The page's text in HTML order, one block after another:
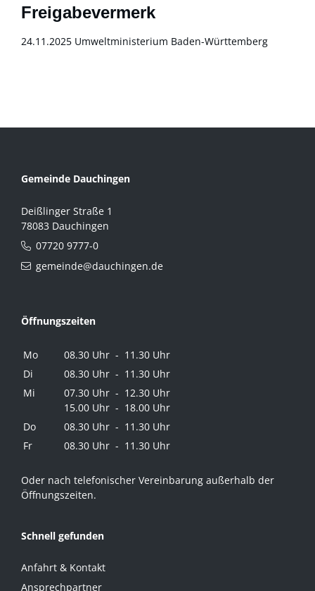
Freigabevermerk
24.11.2025 Umweltministerium Baden-Württemberg
Gemeinde Dauchingen
Deißlinger Straße 1
78083 Dauchingen
07720 9777-0
gemeinde@dauchingen.de
Öffnungszeiten
Mo
08.30 Uhr - 11.30 Uhr
Di
08.30 Uhr - 11.30 Uhr
Mi
07.30 Uhr - 12.30 Uhr
15.00 Uhr - 18.00 Uhr
Do
08.30 Uhr - 11.30 Uhr
Fr
08.30 Uhr - 11.30 Uhr
Oder nach telefonischer Vereinbarung außerhalb der
Öffnungszeiten.
Schnell gefunden
Anfahrt & Kontakt
Ansprechpartner